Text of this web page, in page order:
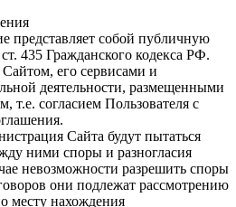
представляет собой публичную
435 Гражданского кодекса РФ.
его сервисами и
деятельности, размещенными
т.е. согласием Пользователя с
Сайта будут пытаться
ними споры и разногласия
невозможности разрешить споры
они подлежат рассмотрению
месту нахождения